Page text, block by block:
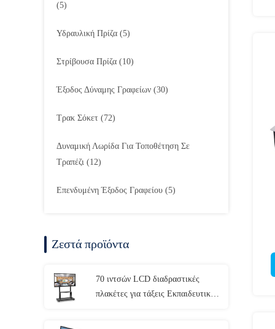
(5)
Υδραυλική Πρίζα (5)
Στρίβουσα Πρίζα (10)
Έξοδος Δύναμης Γραφείων (30)
Τρακ Σόκετ (72)
Δυναμική Λωρίδα Για Τοποθέτηση Σε
Τραπέζι (12)
Επενδυμένη Έξοδος Γραφείου (5)
Ζεστά προϊόντα
70 ιντσών LCD διαδραστικές
πλακέτες για τάξεις Εκπαιδευτικοί